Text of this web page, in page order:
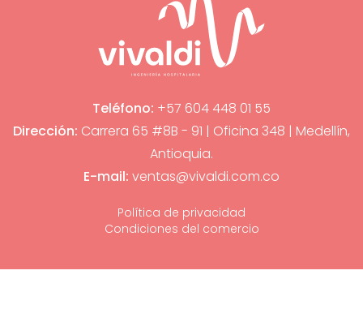
Teléfono: +57 604 448 01 55
Dirección: Carrera 65 #8B - 91 | Oficina 348 | Medellín,
Antioquia.
E-mail: ventas@vivaldi.com.co
Política de privacidad
Condiciones del comercio